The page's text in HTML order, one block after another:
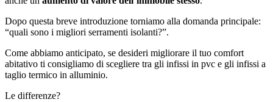
Dopo questa breve introduzione torniamo alla domanda principale:
“quali sono i migliori serramenti isolanti?”.
Come abbiamo anticipato, se desideri migliorare il tuo comfort
abitativo ti consigliamo di scegliere tra gli infissi in pvc e gli infissi a
taglio termico in alluminio.
Le differenze?